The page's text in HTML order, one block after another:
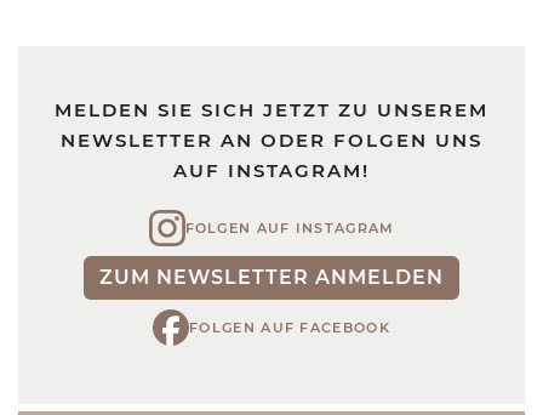
MELDEN SIE SICH JETZT ZU UNSEREM
NEWSLETTER AN ODER FOLGEN UNS
AUF INSTAGRAM!
FOLGEN AUF INSTAGRAM
ZUM NEWSLETTER ANMELDEN
FOLGEN AUF FACEBOOK